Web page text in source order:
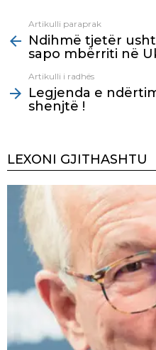
more
Artikulli paraprak
Ndihmë tjetër
sapo mbërriti në
Artikulli i radhës
Legjenda e
shenjtë !
LEXONI GJITHASHTU